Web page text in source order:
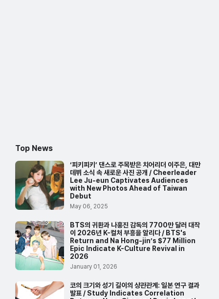
Top News
‘피키피키’ 댄스로 주목받은 치어리더 이주은, 대만
데뷔 소식 속 새로운 사진 공개 / Cheerleader
Lee Ju-eun Captivates Audiences
with New Photos Ahead of Taiwan
Debut
May 06, 2025
BTS의 귀환과 나홍진 감독의 7700만 달러 대작
이 2026년 K-컬처 부흥을 알리다 / BTS's
Return and Na Hong-jin’s $77 Million
Epic Indicate K-Culture Revival in
2026
January 01, 2026
코의 크기와 성기 길이의 상관관계: 일본 연구 결과
발표 / Study Indicates Correlation